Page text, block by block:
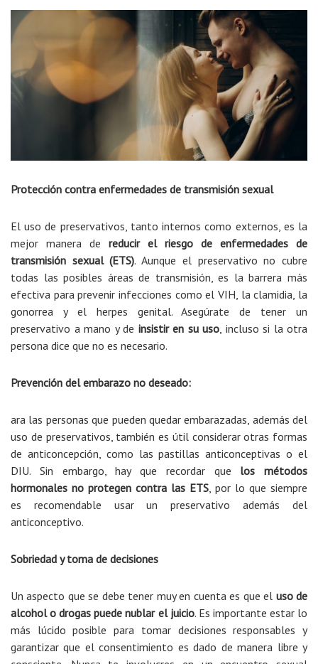
Protección contra enfermedades de transmisión sexual
El uso de preservativos, tanto internos como externos, es la
mejor manera de reducir el riesgo de enfermedades de
transmisión sexual (ETS). Aunque el preservativo no cubre
todas las posibles áreas de transmisión, es la barrera más
efectiva para prevenir infecciones como el VIH, la clamidia, la
gonorrea y el herpes genital. Asegúrate de tener un
preservativo a mano y de insistir en su uso, incluso si la otra
persona dice que no es necesario.
Prevención del embarazo no deseado:
ara las personas que pueden quedar embarazadas, además del
uso de preservativos, también es útil considerar otras formas
de anticoncepción, como las pastillas anticonceptivas o el
DIU. Sin embargo, hay que recordar que los métodos
hormonales no protegen contra las ETS, por lo que siempre
es recomendable usar un preservativo además del
anticonceptivo.
Sobriedad y toma de decisiones
Un aspecto que se debe tener muy en cuenta es que el uso de
alcohol o drogas puede nublar el juicio. Es importante estar lo
más lúcido posible para tomar decisiones responsables y
garantizar que el consentimiento es dado de manera libre y